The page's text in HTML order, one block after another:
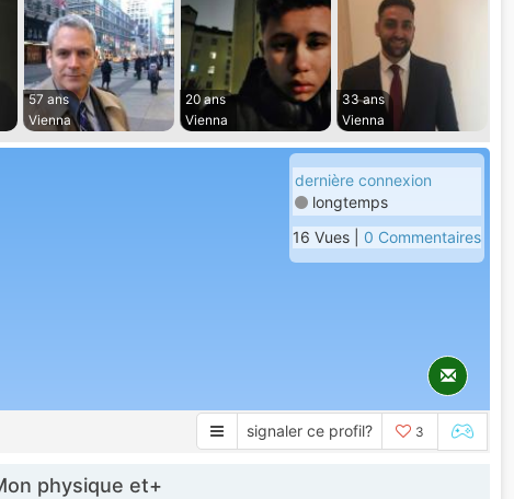
57 ans
Vienna
20 ans
Vienna
33 ans
Vienna
dernière connexion
longtemps
16 Vues | 0 Commentaires
signaler ce profil? 3
physique et+